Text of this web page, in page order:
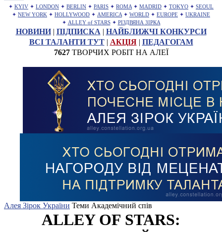
✦ KYIV ✦ LONDON ✦ BERLIN ✦ PARIS ✦ ROMA ✦ MADRID ✦ TOKYO ✦ SEOUL
✦ NEW YORK ✦ HOLLYWOOD ✦ AMERICA ✦ WORLD ✦ EUROPE ✦ UKRAINE
✦ ALLEY of STARS ✦ РІЗДВЯНА ЗІРКА
НОВИНИ| ПІДПИСКА | НАЙБЛИЖЧІ КОНКУРСИ
ВСІ ТАЛАНТИ ТУТ| АКЦІЯ| ПЕДАГОГАМ
7627ТВОРЧИХ РОБІТ НА АЛЕЇ
Алея Зірок України Теми Академічний спів
ALLEY OF STARS: